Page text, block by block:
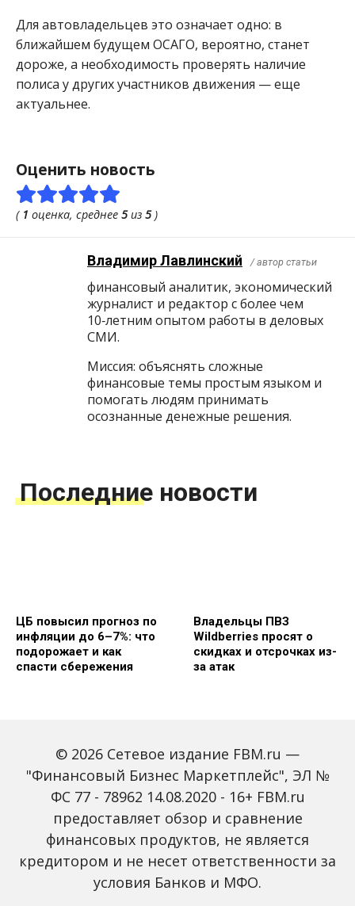
Для автовладельцев это означает одно: в
ближайшем будущем ОСАГО, вероятно, станет
дороже, а необходимость проверять наличие
полиса у других участников движения — еще
актуальнее.
Оценить новость
( 1 оценка, среднее 5из 5)
Владимир Лавлинский / автор статьи
финансовый аналитик, экономический
журналист и редактор с более чем
10‑летним опытом работы в деловых
СМИ.
Миссия: объяснять сложные
финансовые темы простым языком и
помогать людям принимать
осознанные денежные решения.
Последние новости
ЦБ повысил прогноз по
инфляции до 6–7%: что
подорожает и как
спасти сбережения
Владельцы ПВЗ
Wildberries просят о
скидках и отсрочках из-
за атак
Объем наличных у
россиян в июле вырос
на 43%: что стоит за
рекордным спросом на
С 2027 года ИНН станет
банковских счетов
россиян: что изменится
© 2026 Сетевое издание FBM.ru —
"Финансовый Бизнес Маркетплейс", ЭЛ №
ФС 77 - 78962 14.08.2020 - 16+ FBM.ru
предоставляет обзор и сравнение
финансовых продуктов, не является
кредитором и не несет ответственности за
условия Банков и МФО.